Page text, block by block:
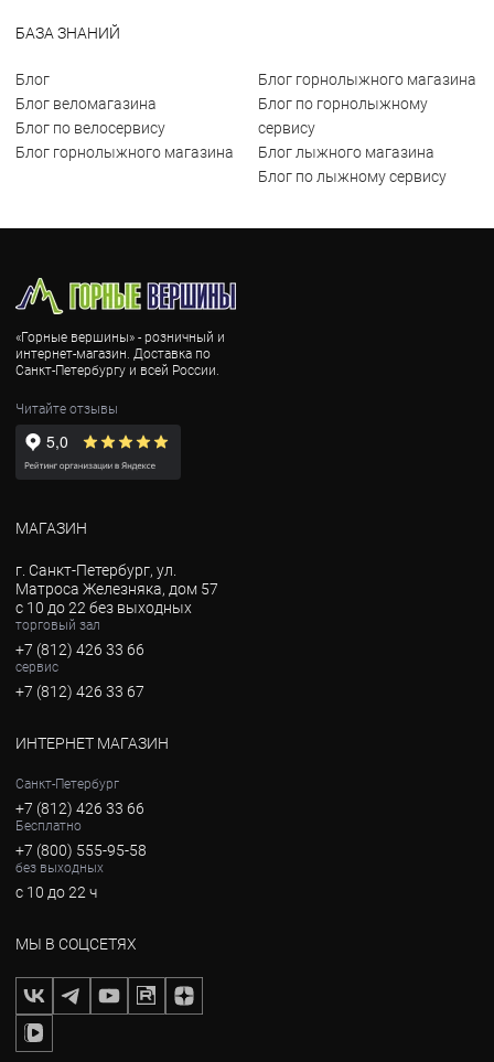
БАЗА ЗНАНИЙ
Блог
Блог веломагазина
Блог по велосервису
Блог горнолыжного магазина
Блог горнолыжного магазина
Блог по горнолыжному
сервису
Блог лыжного магазина
Блог по лыжному сервису
«Горные вершины» - розничный и
интернет-магазин. Доставка по
Санкт-Петербургу и всей России.
Читайте отзывы
МАГАЗИН
г. Санкт-Петербург, ул.
Матроса Железняка, дом 57
с 10 до 22 без выходных
торговый зал
+7 (812) 426 33 66
сервис
+7 (812) 426 33 67
ИНТЕРНЕТ МАГАЗИН
Санкт-Петербург
+7 (812) 426 33 66
Бесплатно
+7 (800) 555-95-58
без выходных
с 10 до 22 ч
МЫ В СОЦСЕТЯХ